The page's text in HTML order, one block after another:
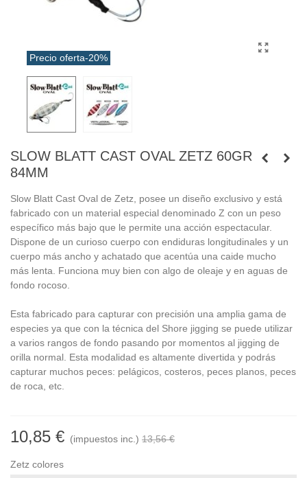
Precio oferta-20%
SLOW BLATT CAST OVAL ZETZ 60GR
84MM
Slow Blatt Cast Oval de Zetz, posee un diseño exclusivo y está
fabricado con un material especial denominado Z con un peso
específico más bajo que le permite una acción espectacular.
Dispone de un curioso cuerpo con endiduras longitudinales y un
cuerpo más ancho y achatado que acentúa una caide mucho
más lenta. Funciona muy bien con algo de oleaje y en aguas de
fondo rocoso.
Esta fabricado para capturar con precisión una amplia gama de
especies ya que con la técnica del Shore jigging se puede utilizar
a varios rangos de fondo pasando por momentos al jigging de
orilla normal. Esta modalidad es altamente divertida y podrás
capturar muchos peces: pelágicos, costeros, peces planos, peces
de roca, etc.
10,85 € (impuestos inc.) 13,56 €
Zetz colores